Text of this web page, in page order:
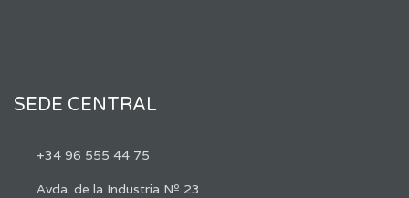
SEDE CENTRAL
+34 96 555 44 75
Avda. de la Industria Nº 23